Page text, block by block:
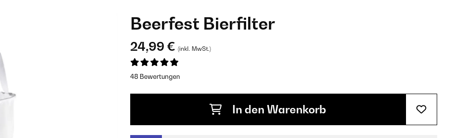
Beerfest Bierfilter
24,99 € (inkl. MwSt.)
48 Bewertungen
In den Warenkorb